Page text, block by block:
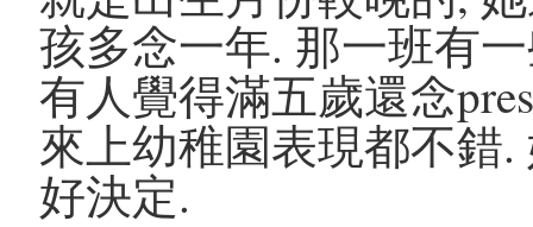
孩多念一年. 那一班有
有人覺得滿五歲還念
來上幼稚園表現都不錯
好決定.